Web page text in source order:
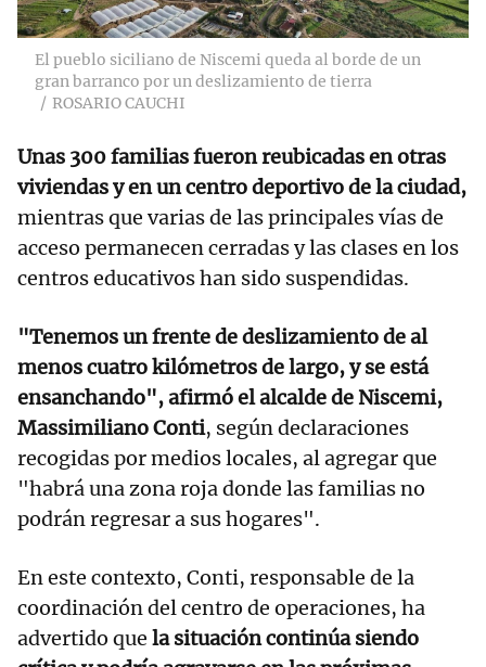
El pueblo siciliano de Niscemi queda al borde de un
gran barranco por un deslizamiento de tierra
ROSARIO CAUCHI
Unas 300 familias fueron reubicadas en otras
viviendas y en un centro deportivo de la ciudad,
mientras que varias de las principales vías de
acceso permanecen cerradas y las clases en los
centros educativos han sido suspendidas.
"Tenemos un frente de deslizamiento de al
menos cuatro kilómetros de largo, y se está
ensanchando", afirmó el alcalde de Niscemi,
Massimiliano Conti, según declaraciones
recogidas por medios locales, al agregar que
"habrá una zona roja donde las familias no
podrán regresar a sus hogares".
En este contexto, Conti, responsable de la
coordinación del centro de operaciones, ha
advertido que la situación continúa siendo